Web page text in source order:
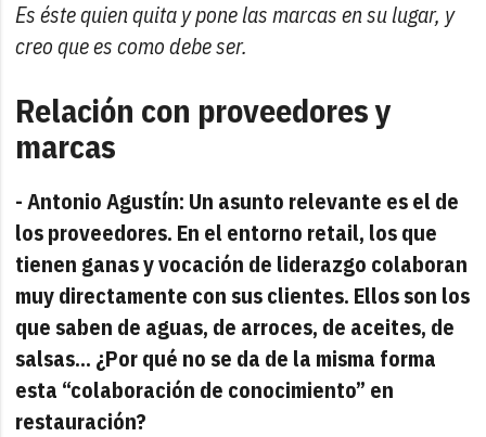
Es éste quien quita y pone las marcas en su lugar, y
creo que es como debe ser.
Relación con proveedores y
marcas
- Antonio Agustín: Un asunto relevante es el de
los proveedores. En el entorno retail, los que
tienen ganas y vocación de liderazgo colaboran
muy directamente con sus clientes. Ellos son los
que saben de aguas, de arroces, de aceites, de
salsas… ¿Por qué no se da de la misma forma
esta “colaboración de conocimiento” en
restauración?